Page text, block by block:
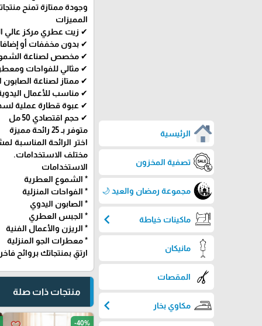
الرئيسية
تصفية المخزون
مجموعة رمضان والعيد 🌙
ماكينات خياطة chevron_left
مانيكان
المقصات
مكاوي بخار chevron_left
وجودة ممتازة تمنح
المميزات
✔ زيت عطري مركز عالي
✔ بدون مخففات أو
✔ مخصص لصناعة
✔ مثالي للفواحات
✔ ممتاز لصناعة الصابون
✔ مناسب للأعمال
✔ عبوة قطارة عملية
✔ حجم اقتصادي 50 مل
متوفر بـ 25 رائحة مميزة
اختر الرائحة
مختلف الاستخدامات.
الاستخدامات
* الشموع العطرية
* الفواحات المنزلية
* الصابون اليدوي
* الجبس العطري
* الريزن والأعمال الفنية
* معطرات الجو المنزلية
ارتقِ بمنتجاتك بروائح
منتجات ذات صلة
-40%